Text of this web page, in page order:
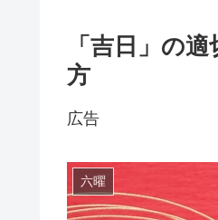
「吉日」の
方
広告
六曜